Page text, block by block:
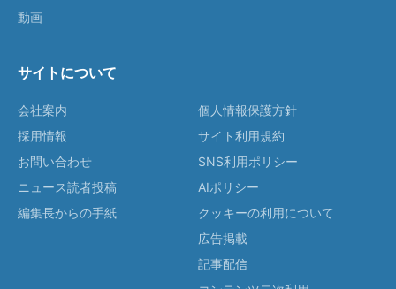
動画
サイトについて
会社案内
採用情報
お問い合わせ
ニュース読者投稿
編集長からの手紙
個人情報保護方針
サイト利用規約
SNS利用ポリシー
AIポリシー
クッキーの利用について
広告掲載
記事配信